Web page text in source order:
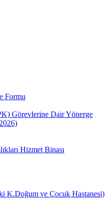
Formu
Görevlerine Dair Yönerge
Hizmet Binası
K.Doğum ve Çocuk Hastanesi)